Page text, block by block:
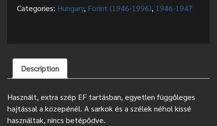
Categories: Hungary, Forint (1946-1996), 1946-1947
Description
Használt, extra szép EF tartásban, egyetlen függőleges
hajtással a közepénél. A sarkok és a szélek néhol kissé
használtak, nincs betépődve.